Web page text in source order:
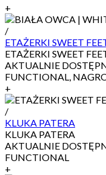
+
/
ETAŻERKI SWEET
ETAŻERKI SWEET
AKTUALNIE
FUNCTIONAL,
+
/
KLUKA PATERA
KLUKA PATERA
AKTUALNIE
FUNCTIONAL
+